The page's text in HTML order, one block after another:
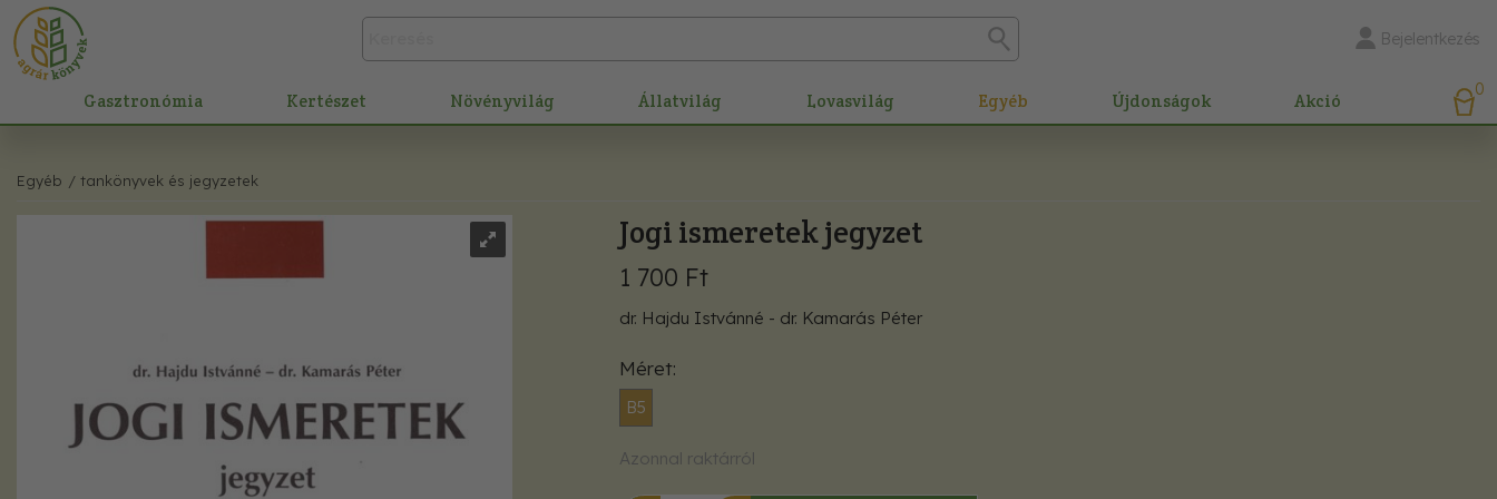
Bejelentkezés
Gasztronómia Kertészet Növényvilág Állatvilág Lovasvilág Egyéb Újdonságok Akció
0
Egyéb / tankönyvek és jegyzetek
Jogi ismeretek jegyzet
1 700 Ft
dr. Hajdu Istvánné - dr. Kamarás Péter
Méret
B5
Azonnal raktárról